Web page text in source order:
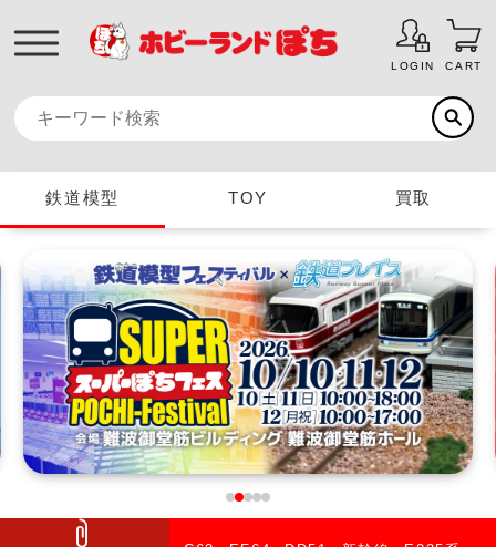
LOGIN CART
鉄道模型 TOY 買取